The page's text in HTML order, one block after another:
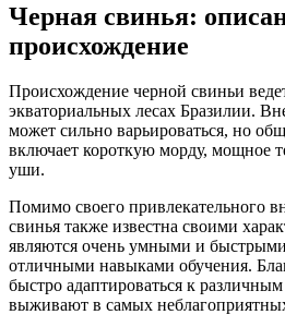
Черная свинья:
происхождение
Происхождение черной свиньи
экваториальных лесах Бразилии.
может сильно варьироваться, но
включает короткую морду, мощное
уши.
Помимо своего привлекательного
свинья также известна своими
являются очень умными и
отличными навыками обучения.
быстро адаптироваться к
выживают в самых